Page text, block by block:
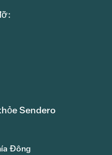
Sendero
Đông